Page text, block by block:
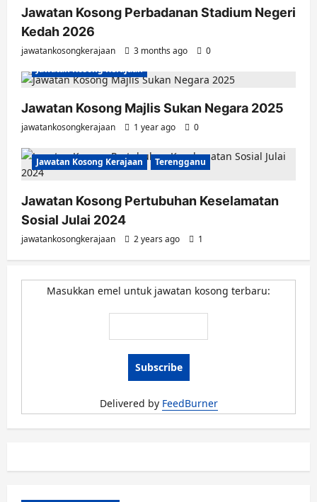
Jawatan Kosong Perbadanan Stadium Negeri
Kedah 2026
jawatankosongkerajaan 3 months ago
0
Jawatan Kosong Kerajaan
Jawatan Kosong Majlis Sukan Negara 2025
jawatankosongkerajaan 1 year ago 0
Jawatan Kosong Kerajaan Terengganu
Jawatan Kosong Pertubuhan Keselamatan
Sosial Julai 2024
jawatankosongkerajaan 2 years ago 1
Masukkan emel untuk jawatan kosong terbaru:
Delivered by FeedBurner